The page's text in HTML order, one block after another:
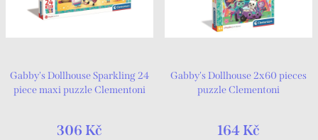
Gabby's Dollhouse Sparkling 24
piece maxi puzzle Clementoni
306 Kč
Gabby's Dollhouse 2x60 pieces
puzzle Clementoni
164 Kč